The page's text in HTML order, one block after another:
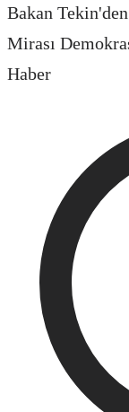
Bakan
Mirası
Haber